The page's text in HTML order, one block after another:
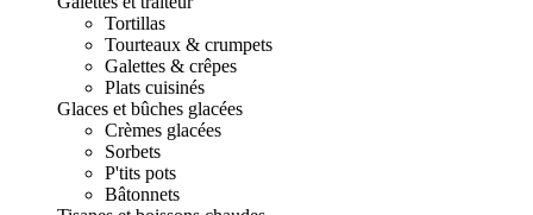
Tortillas
Tourteaux & crumpets
Galettes & crêpes
Plats cuisinés
Glaces et bûches glacées
Crèmes glacées
Sorbets
P'tits pots
Bâtonnets